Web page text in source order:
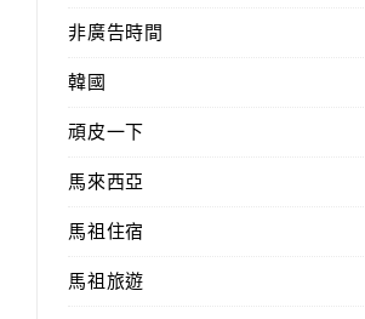
非廣告時間
韓國
頑皮一下
馬來西亞
馬祖住宿
馬祖旅遊